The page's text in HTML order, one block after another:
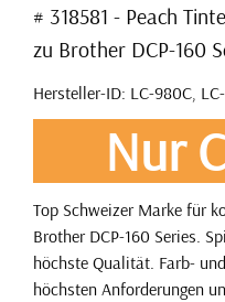
# 318581 - Peach
zu Brother DCP-160
Hersteller-ID: LC-980C,
Nur
Top Schweizer Marke für
Brother DCP-160 Series.
höchste Qualität. Farb-
höchsten Anforderungen